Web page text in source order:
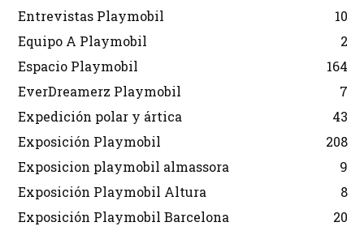
Entrevistas Playmobil
10
Equipo A Playmobil
2
Espacio Playmobil
164
EverDreamerz Playmobil
7
Expedición polar y ártica
43
Exposición Playmobil
208
Exposicion playmobil almassora
9
Exposición Playmobil Altura
8
Exposición Playmobil Barcelona
20